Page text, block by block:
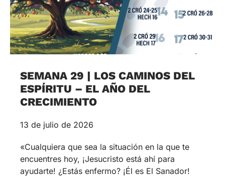
SEMANA 29 | LOS CAMINOS DEL
ESPÍRITU – EL AÑO DEL
CRECIMIENTO
13 de julio de 2026
«Cualquiera que sea la situación en la que te
encuentres hoy, ¡Jesucristo está ahí para
ayudarte! ¿Estás enfermo? ¡Él es El Sanador!